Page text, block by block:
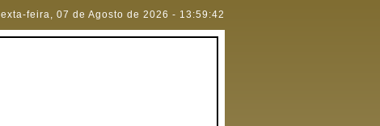
feira, 07 de Agosto de 2026 - 13:59:42